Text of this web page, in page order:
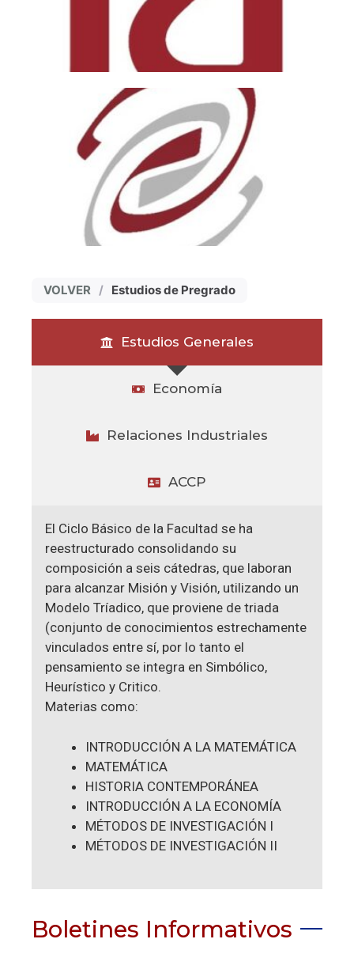
VOLVER / Estudios de Pregrado
Estudios Generales
Economía
Relaciones Industriales
ACCP
El Ciclo Básico de la Facultad se ha
reestructurado consolidando su
composición a seis cátedras, que laboran
para alcanzar Misión y Visión, utilizando un
Modelo Tríadico, que proviene de triada
(conjunto de conocimientos estrechamente
vinculados entre sí, por lo tanto el
pensamiento se integra en Simbólico,
Heurístico y Critico.
Materias como:
INTRODUCCIÓN A LA MATEMÁTICA
MATEMÁTICA
HISTORIA CONTEMPORÁNEA
INTRODUCCIÓN A LA ECONOMÍA
MÉTODOS DE INVESTIGACIÓN I
MÉTODOS DE INVESTIGACIÓN II
Boletines Informativos